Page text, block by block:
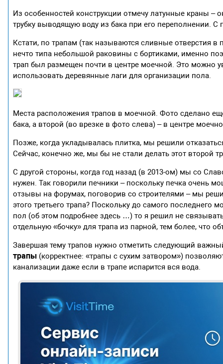
Из особенностей конструкции отмечу латунные краны –
трубку выводящую воду из бака при его переполнении.
Кстати, по трапам (так называются сливные отверстия
нечто типа небольшой раковины с бортиками, именно
трап был размещен почти в центре моечной. Это можно
использовать деревянные лаги для организации пола.
Места расположения трапов в моечной. Фото сделано
бака, а второй (во врезке в фото слева) – в центре
Позже, когда укладывалась плитка, мы решили
Сейчас, конечно же, мы бы не стали делать этот второй
С другой стороны, когда год назад (в 2013-ом) мы со
нужен. Так говорили печники – поскольку печка очень
отзывы на форумах, поговорив со строителями – мы
этого третьего трапа? Поскольку до самого
пол (об этом подробнее здесь …) то я решил не
отдельную «бочку» для трапа из парной, тем более, что
Завершая тему трапов нужно отметить следующий
трапы (корректнее: «трапы с сухим затвором»)
канализации даже если в трапе испарится вся вода.